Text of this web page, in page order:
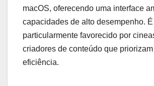
macOS, oferecendo uma interface
capacidades de alto desempenho. É
particularmente favorecido por
criadores de conteúdo que
eficiência.